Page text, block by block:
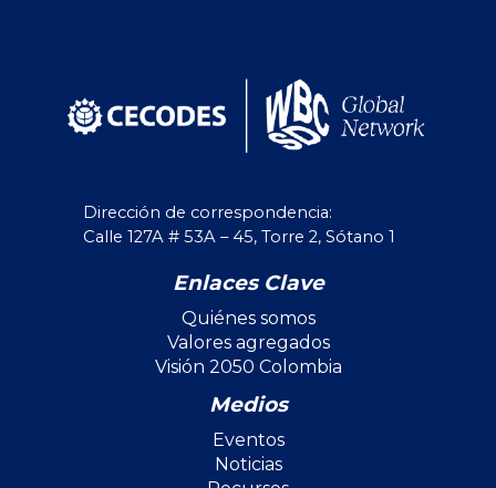
Dirección de correspondencia:
Calle 127A # 53A – 45, Torre 2, Sótano 1
Enlaces Clave
Quiénes somos
Valores agregados
Visión 2050 Colombia
Medios
Eventos
Noticias